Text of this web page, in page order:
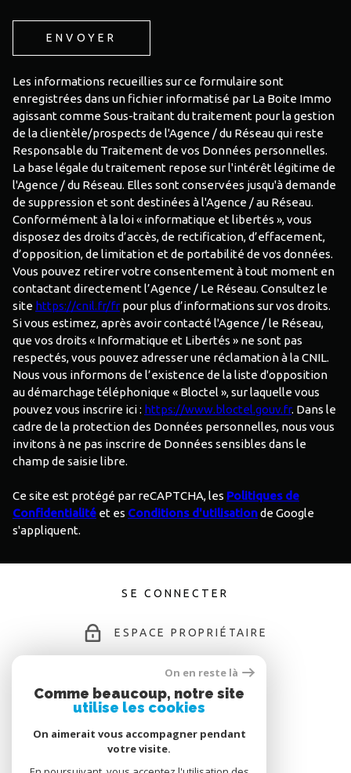
ENVOYER
Les informations recueillies sur ce formulaire sont
enregistrées dans un fichier informatisé par La Boite Immo
agissant comme Sous-traitant du traitement pour la gestion
de la clientèle/prospects de l'Agence / du Réseau qui reste
Responsable du Traitement de vos Données personnelles.
La base légale du traitement repose sur l'intérêt légitime de
l'Agence / du Réseau. Elles sont conservées jusqu'à demande
de suppression et sont destinées à l'Agence / au Réseau.
Conformément à la loi « informatique et libertés », vous
disposez des droits d’accès, de rectification, d’effacement,
d’opposition, de limitation et de portabilité de vos données.
Vous pouvez retirer votre consentement à tout moment en
contactant directement l’Agence / Le Réseau. Consultez le
site https://cnil.fr/fr pour plus d’informations sur vos droits.
Si vous estimez, après avoir contacté l'Agence / le Réseau,
que vos droits « Informatique et Libertés » ne sont pas
respectés, vous pouvez adresser une réclamation à la CNIL.
Nous vous informons de l’existence de la liste d'opposition
au démarchage téléphonique « Bloctel », sur laquelle vous
pouvez vous inscrire ici : https://www.bloctel.gouv.fr. Dans le
cadre de la protection des Données personnelles, nous vous
invitons à ne pas inscrire de Données sensibles dans le
champ de saisie libre.
Ce site est protégé par reCAPTCHA, les Politiques de
Confidentialité et es Conditions d'utilisationde Google
s'appliquent.
SE CONNECTER
ESPACE PROPRIÉTAIRE
ADHÉRENTS
On en reste là
Comme beaucoup, notre site
utilise les cookies
On aimerait vous accompagner pendant
votre visite.